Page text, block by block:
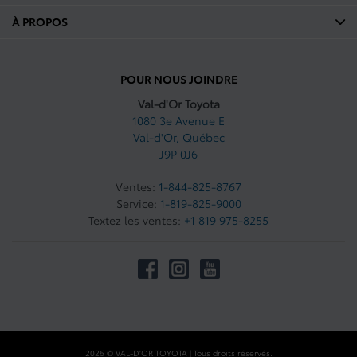
Espace pour les jambes
Espace pour les jambes
Espace pour les jambes
Deuxième rangée mm : 960
Espace pour les jambes
Capacité de remorquage kg
POUR NOUS JOINDRE
Val-d'Or Toyota
1080 3e Avenue E
Val-d'Or, Québec
J9P 0J6
Ventes: 1-844-825-8767
Service: 1-819-825-9000
Textez les ventes: +1 819 975-8255
À PROPOS
2026 © VAL-D'OR TOYOTA | Tous droits réservés.